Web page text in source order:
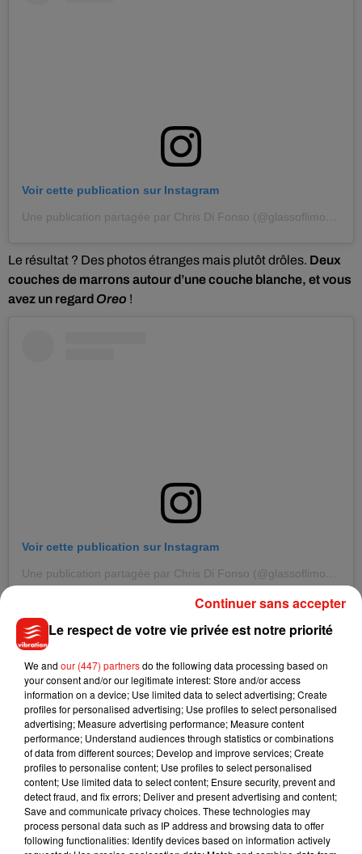
Voir cette publication sur Instagram
Le résultat ? Des photos étranges mais plutôt drôles. Deux
couches de marrons autour d’une couche blanche, et vous
avez un regard Oreo !
Voir cette publication sur Instagram
Une publication partagée par Chris Di Fonso (@glassoflimoncello)
Voir cette publication sur Instagram
Le respect de votre vie privée est notre priorité
We and our (447) partnersdo the following data processing based on
your consent and/or our legitimate interest: Store and/or access
information on a device; Use limited data to select advertising; Create
profiles for personalised advertising; Use profiles to select personalised
advertising; Measure advertising performance; Measure content
performance; Understand audiences through statistics or combinations
of data from different sources; Develop and improve services; Create
profiles to personalise content; Use profiles to select personalised
content; Use limited data to select content; Ensure security, prevent and
detect fraud, and fix errors; Deliver and present advertising and content;
Save and communicate privacy choices. These technologies may
process personal data such as IP address and browsing data to offer
following functionalities: Identify devices based on information actively
Continuer sans accepter